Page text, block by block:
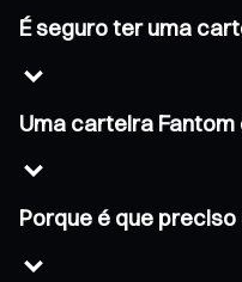
É seguro ter uma
Uma carteira
Porque é que